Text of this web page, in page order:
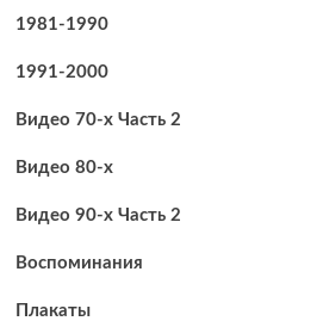
1981-1990
1991-2000
Видео 70-х Часть 2
Видео 80-х
Видео 90-х Часть 2
Воспоминания
Плакаты